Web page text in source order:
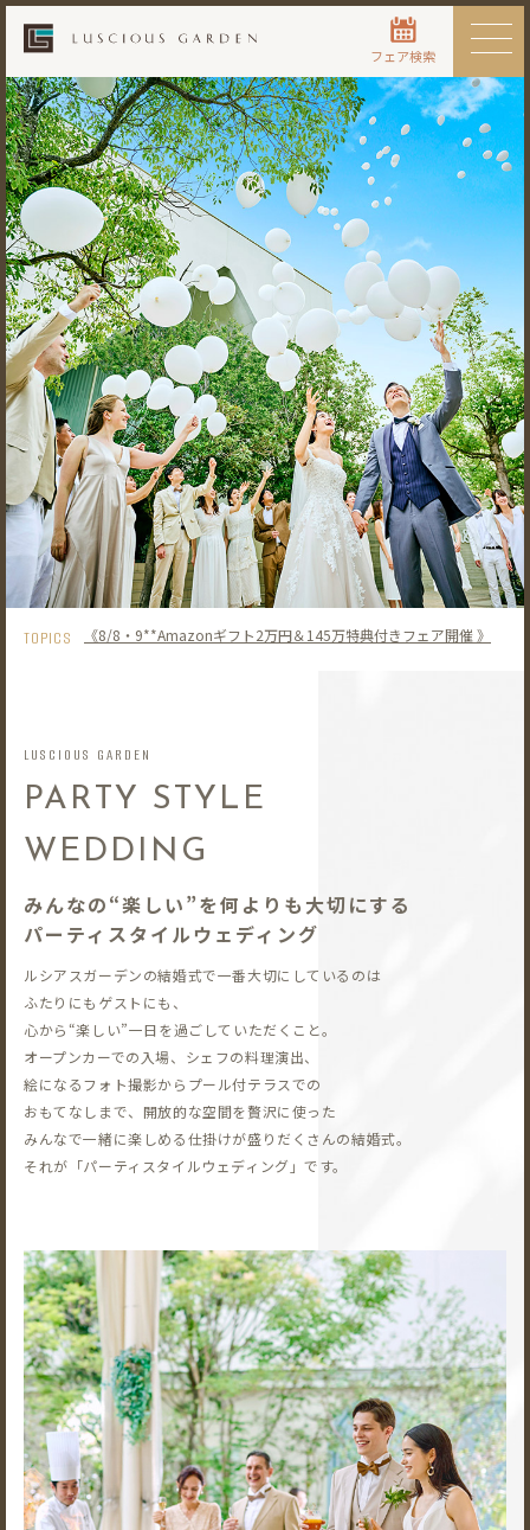
フェア検索
TOPICS 《8/8・9**Amazonギフト2万円＆145万特典付きフェア開催 》
LUSCIOUS GARDEN
PARTY STYLE
WEDDING
みんなの“楽しい”を何よりも大切にする
パーティスタイルウェディング
ルシアスガーデンの結婚式で一番大切にしているのは
ふたりにもゲストにも、
心から“楽しい”一日を過ごしていただくこと。
オープンカーでの入場、シェフの料理演出、
絵になるフォト撮影から プール付テラスでの
おもてなしまで、開放的な空間を贅沢に使った
みんなで一緒に楽しめる仕掛けが盛りだくさんの結婚式。
それが「パーティスタイルウェディング」です。